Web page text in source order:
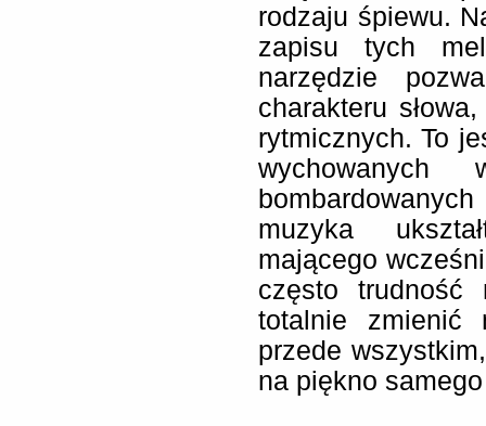
rodzaju śpiewu.
zapisu tych
narzędzie
charakteru
rytmicznych. To
wychowanych
muzyka
mającego
często trudność
totalnie zmienić
przede
na piękno